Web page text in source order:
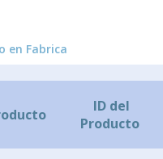
en Fabrica
ID del
Producto